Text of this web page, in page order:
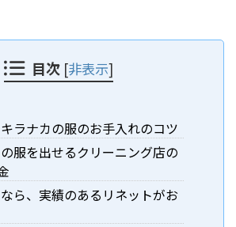
目次 [非表示]
ラナカの服のお手入れのコツ
服を出せるクリーニング店の
ら、実績のあるリネットがお